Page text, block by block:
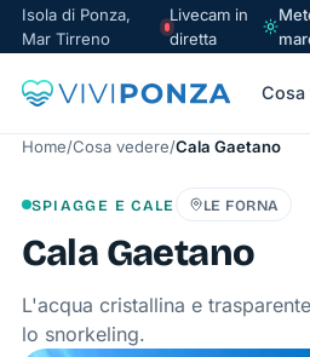
Isola di Ponza,
Mar Tirreno
Livecam in
diretta
Cosa
Home/Cosa vedere/Cala Gaetano
SPIAGGE E CALE LE FORNA
Cala Gaetano
L'acqua cristallina e
lo snorkeling.